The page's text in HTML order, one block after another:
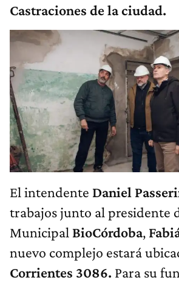
Castraciones de la ciudad.
El intendente Daniel
trabajos junto al presidente
Municipal BioCórdoba,
nuevo complejo estará
Corrientes 3086. Para su